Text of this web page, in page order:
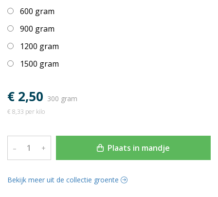
600 gram
900 gram
1200 gram
1500 gram
€ 2,50 300 gram
€ 8,33 per kilo
– + Plaats in mandje
Bekijk meer uit de collectie groente